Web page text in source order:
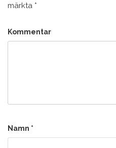
märkta *
Kommentar
Namn *